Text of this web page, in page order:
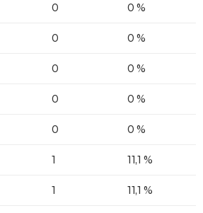
0 0 %
0 0 %
0 0 %
0 0 %
0 0 %
1 11,1 %
1 11,1 %